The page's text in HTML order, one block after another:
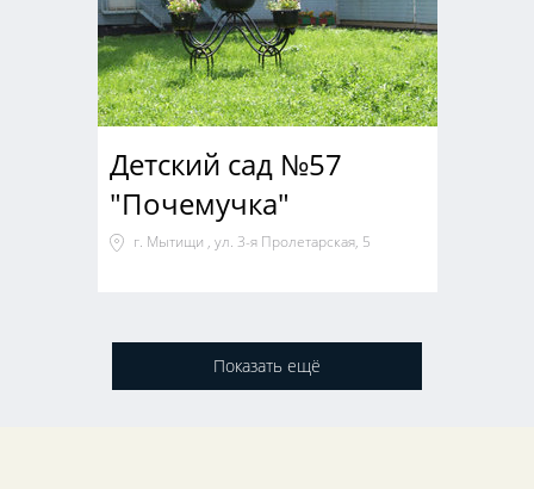
Детский сад №57
"Почемучка"
г. Мытищи , ул. 3-я Пролетарская, 5
Показать ещё